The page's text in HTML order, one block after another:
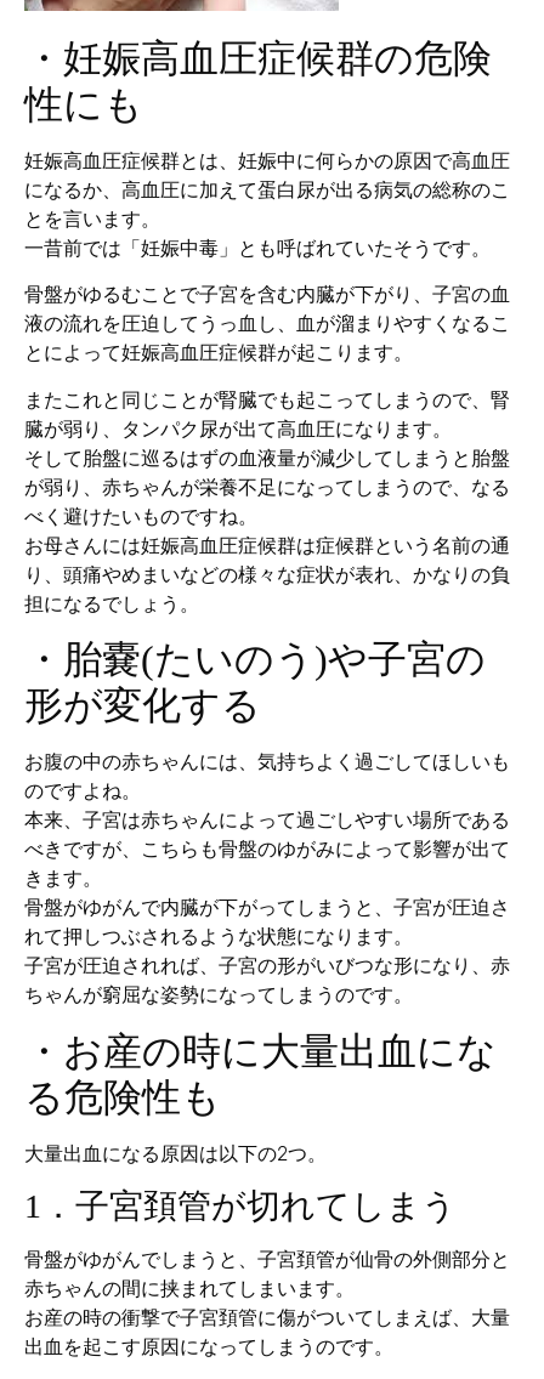
・妊娠高血圧症候群の危険
性にも
妊娠高血圧症候群とは、妊娠中に何らかの原因で高血圧
になるか、高血圧に加えて蛋白尿が出る病気の総称のこ
とを言います。
一昔前では「妊娠中毒」とも呼ばれていたそうです。
骨盤がゆるむことで子宮を含む内臓が下がり、子宮の血
液の流れを圧迫してうっ血し、血が溜まりやすくなるこ
とによって妊娠高血圧症候群が起こります。
またこれと同じことが腎臓でも起こってしまうので、腎
臓が弱り、タンパク尿が出て高血圧になります。
そして胎盤に巡るはずの血液量が減少してしまうと胎盤
が弱り、赤ちゃんが栄養不足になってしまうので、なる
べく避けたいものですね。
お母さんには妊娠高血圧症候群は症候群という名前の通
り、頭痛やめまいなどの様々な症状が表れ、かなりの負
担になるでしょう。
・胎嚢(たいのう)や子宮の
形が変化する
お腹の中の赤ちゃんには、気持ちよく過ごしてほしいも
のですよね。
本来、子宮は赤ちゃんによって過ごしやすい場所である
べきですが、こちらも骨盤のゆがみによって影響が出て
きます。
骨盤がゆがんで内臓が下がってしまうと、子宮が圧迫さ
れて押しつぶされるような状態になります。
子宮が圧迫されれば、子宮の形がいびつな形になり、赤
ちゃんが窮屈な姿勢になってしまうのです。
・お産の時に大量出血にな
る危険性も
大量出血になる原因は以下の2つ。
1．子宮頚管が切れてしまう
骨盤がゆがんでしまうと、子宮頚管が仙骨の外側部分と
赤ちゃんの間に挟まれてしまいます。
お産の時の衝撃で子宮頚管に傷がついてしまえば、大量
出血を起こす原因になってしまうのです。